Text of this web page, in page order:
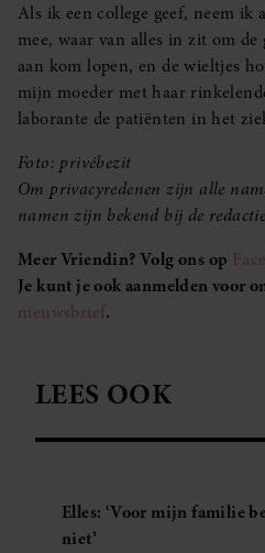
Als ik een college geef, neem
mee, waar van alles in zit om
aan kom lopen, en de wieltjes
mijn moeder met haar
laborante de patiënten in het
Foto: privébezit
Om privacyredenen zijn alle
namen zijn bekend bij de
Meer Vriendin? Volg ons op
Je kunt je ook aanmelden voor
nieuwsbrief.
LEES OOK
Elles: ‘Voor mijn familie
niet’